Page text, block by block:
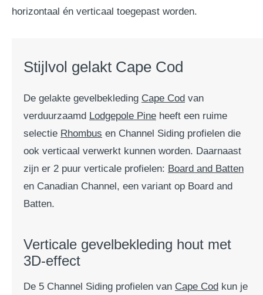
horizontaal én verticaal toegepast worden.
Stijlvol gelakt Cape Cod
De gelakte gevelbekleding Cape Cod van
verduurzaamd Lodgepole Pine heeft een ruime
selectie Rhombus en Channel Siding profielen die
ook verticaal verwerkt kunnen worden. Daarnaast
zijn er 2 puur verticale profielen: Board and Batten
en Canadian Channel, een variant op Board and
Batten.
Verticale gevelbekleding hout met
3D-effect
De 5 Channel Siding profielen van Cape Cod kun je